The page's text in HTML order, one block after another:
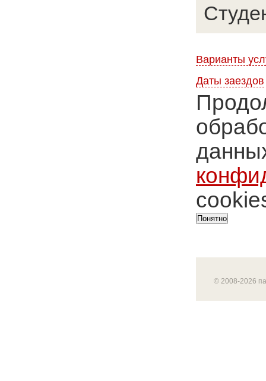
Варианты
Даты заездов
Понятно
© 2008-2026